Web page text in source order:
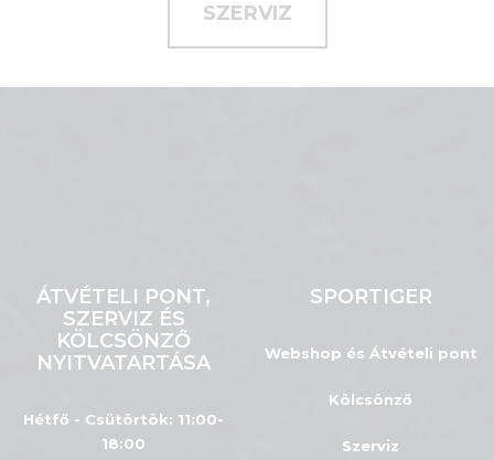
SZERVIZ
ÁTVÉTELI PONT,
SZERVIZ ÉS
KÖLCSÖNZŐ
NYITVATARTÁSA
Hétfő - Csütörtök: 11:00-
18:00
SPORTIGER
Webshop és Átvételi pont
Kölcsönző
Szerviz